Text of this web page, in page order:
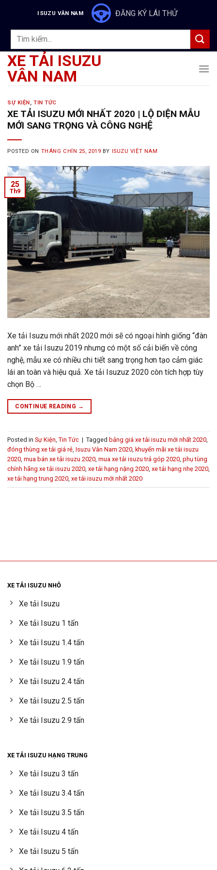
content
ISUZU VÂN NAM ĐĂNG KÝ LÁI THỬ
Tìm
XE TẢI ISUZU
VÂN NAM
SỰ KIỆN,TIN TỨC
XE TẢI ISUZU MỚI NHẤT 2020 | LỘ DIỆN MẪU
MỚI SANG TRỌNG VÀ CÔNG NGHỆ
POSTED ON THÁNG CHÍN 25, 2019 BY ISUZU VIỆT NAM
25
Th9
Xe tải Isuzu mới nhất 2020 mới sẽ có ngoại hình giống “đàn
anh” xe tải Isuzu 2019 nhưng có một số cải biến về công
nghệ, mẫu xe có nhiều chi tiết sang trọng hơn tạo cảm giác
lái an toàn và hiệu quả. Xe tải Isuzuz 2020 còn tích hợp tùy
chọn Bộ …
CONTINUE READING →
Posted in Sự Kiện Tin Tức | Tagged bảng giá xe tải isuzu mới nhất 2020
đóng thùng xe tải giá rẻ Isuzu Vân Nam 2020 khuyến mãi xe tải isuzu
2020 mua bán xe tải isuzu 2020 mua xe tải isuzu trả góp 2020 phụ tùng
chính hãng xe tải isuzu 2020 xe tải hạng nặng 2020 xe tải hạng nhẹ 2020
xe tải hạng trung 2020 xe tải isuzu mới nhất 2020
XE TẢI ISUZU NHỎ
Xe tải Isuzu
Xe tải Isuzu 1 tấn
Xe tải Isuzu 1.4 tấn
Xe tải Isuzu 1.9 tấn
Xe tải Isuzu 2.4 tấn
Xe tải Isuzu 2.5 tấn
Xe tải Isuzu 2.9 tấn
XE TẢI ISUZU HẠNG TRUNG
Xe tải Isuzu 3 tấn
Xe tải Isuzu 3.4 tấn
Xe tải Isuzu 3.5 tấn
Xe tải Isuzu 4 tấn
Xe tải Isuzu 5 tấn